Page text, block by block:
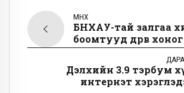
ӨМНӨХ
БНХАУ-тай залгаа
боомтууд дөрөв
Дэлхийн 3.9 тэрбум
интернэт